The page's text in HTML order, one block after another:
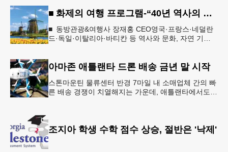
■ 화제의 여행 프로그램-“40년 역사의 신뢰… 서유럽 8개국 13일 대장정”
■ 동방관광&여행사 장재홍 CEO영국·프랑스·네덜란
드·독일·이탈리아·바티칸 등 역사와 문화, 자연 기
아마존 애틀랜타 드론 배송 금년 말 시작
스톤마운틴 물류센터 반경 7마일 내 소매업체 간의 빠
른 배송 경쟁이 치열해지는 가운데, 애틀랜타에서도
조지아 학생 수학 점수 상승, 절반은 '낙제'